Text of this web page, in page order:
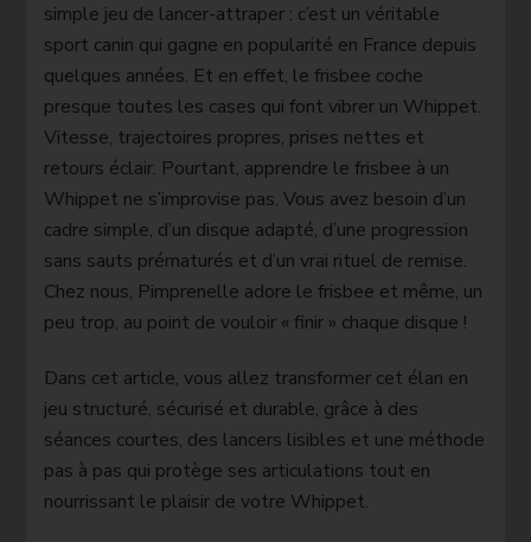
simple jeu de lancer-attraper : c’est un véritable
sport canin qui gagne en popularité en France depuis
quelques années. Et en effet, le frisbee coche
presque toutes les cases qui font vibrer un Whippet.
Vitesse, trajectoires propres, prises nettes et
retours éclair. Pourtant, apprendre le frisbee à un
Whippet ne s’improvise pas. Vous avez besoin d’un
cadre simple, d’un disque adapté, d’une progression
sans sauts prématurés et d’un vrai rituel de remise.
Chez nous, Pimprenelle adore le frisbee et même, un
peu trop, au point de vouloir « finir » chaque disque !
Dans cet article, vous allez transformer cet élan en
jeu structuré, sécurisé et durable, grâce à des
séances courtes, des lancers lisibles et une méthode
pas à pas qui protège ses articulations tout en
nourrissant le plaisir de votre Whippet.